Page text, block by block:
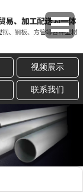
视频展示
联系我们